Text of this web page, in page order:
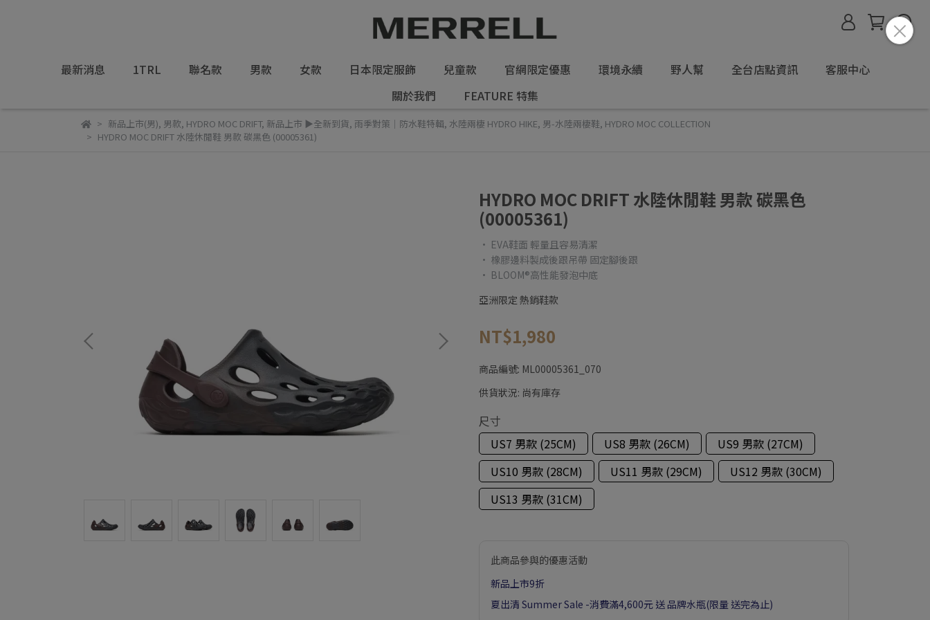
最新消息 1TRL 聯名款 男款 女款 日本限定服飾 兒童款 官網限定優惠 環境永續 野人幫 全台店點資訊
客服中心
關於我們
FEATURE 特集
新品上市(男), 男款, HYDRO MOC DRIFT, 新品上市 ▶全新到貨, 雨季對策｜防水鞋特輯, 水陸兩棲 HYDRO HIKE, 男-水陸兩棲鞋, HYDRO MOC COLLECTION
HYDRO MOC DRIFT 水陸休閒鞋 男款 碳黑色 (00005361)
HYDRO MOC DRIFT 水陸休閒鞋 男款 碳黑色
(00005361)
• EVA鞋面 輕量且容易清潔
• 橡膠邊料製成後跟吊帶 固定腳後跟
• BLOOM®高性能發泡中底
亞洲限定 熱銷鞋款
NT$1,980
商品編號: ML00005361_070
供貨狀況: 尚有庫存
尺寸
US7 男款 (25CM)
US8 男款 (26CM)
US9 男款 (27CM)
US10 男款 (28CM)
US11 男款 (29CM)
US12 男款 (30CM)
US13 男款 (31CM)
此商品參與的優惠活動
新品上市9折
夏出清 Summer Sale -消費滿4,600元 送 品牌水瓶(限量 送完為止)